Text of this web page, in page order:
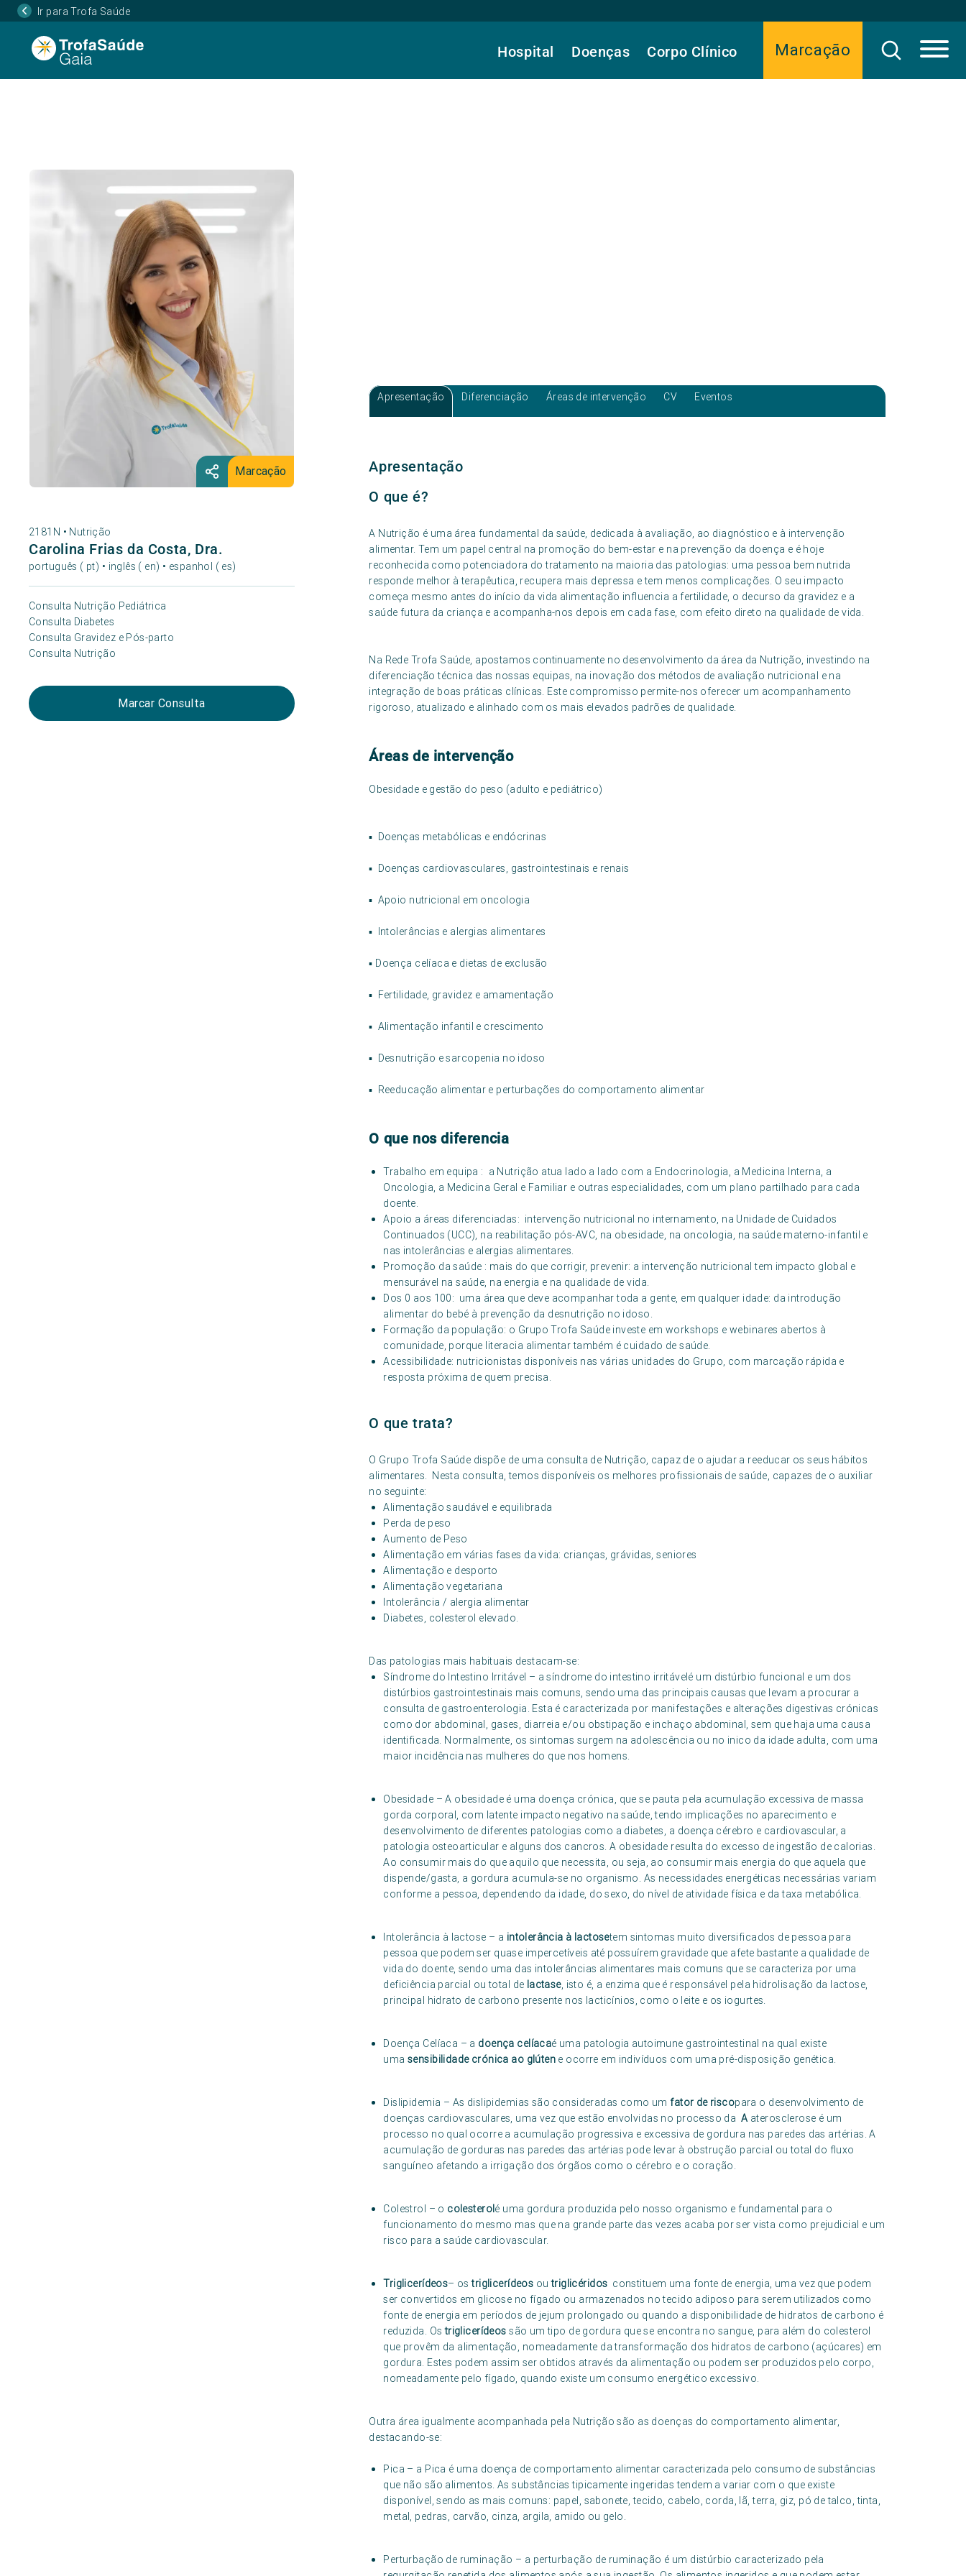
Ir para Trofa Saúde
Marcação
Hospital Doenças Corpo Clínico
Marcação
2181N • Nutrição
Carolina Frias da Costa, Dra.
português ( pt) • inglês ( en) • espanhol ( es)
Consulta Nutrição Pediátrica
Consulta Diabetes
Consulta Gravidez e Pós-parto
Consulta Nutrição
Marcar Consulta
Apresentação Diferenciação Áreas de intervenção CV Eventos
Apresentação
O que é?
A Nutrição é uma área fundamental da saúde, dedicada à avaliação, ao diagnóstico e à intervenção
alimentar. Tem um papel central na promoção do bem-estar e na prevenção da doença e é hoje
reconhecida como potenciadora do tratamento na maioria das patologias: uma pessoa bem nutrida
responde melhor à terapêutica, recupera mais depressa e tem menos complicações. O seu impacto
começa mesmo antes do início da vida alimentação influencia a fertilidade, o decurso da gravidez e a
saúde futura da criança e acompanha-nos depois em cada fase, com efeito direto na qualidade de vida.
Na Rede Trofa Saúde, apostamos continuamente no desenvolvimento da área da Nutrição, investindo na
diferenciação técnica das nossas equipas, na inovação dos métodos de avaliação nutricional e na
integração de boas práticas clínicas. Este compromisso permite-nos oferecer um acompanhamento
rigoroso, atualizado e alinhado com os mais elevados padrões de qualidade.
Áreas de intervenção
Obesidade e gestão do peso (adulto e pediátrico)
▪ Doenças metabólicas e endócrinas
▪ Doenças cardiovasculares, gastrointestinais e renais
▪ Apoio nutricional em oncologia
▪ Intolerâncias e alergias alimentares
▪ Doença celíaca e dietas de exclusão
▪ Fertilidade, gravidez e amamentação
▪ Alimentação infantil e crescimento
▪ Desnutrição e sarcopenia no idoso
▪ Reeducação alimentar e perturbações do comportamento alimentar
O que nos diferencia
Trabalho em equipa : a Nutrição atua lado a lado com a Endocrinologia, a Medicina Interna, a
Oncologia, a Medicina Geral e Familiar e outras especialidades, com um plano partilhado para cada
doente.
Apoio a áreas diferenciadas: intervenção nutricional no internamento, na Unidade de Cuidados
Continuados (UCC), na reabilitação pós-AVC, na obesidade, na oncologia, na saúde materno-infantil e
nas intolerâncias e alergias alimentares.
Promoção da saúde : mais do que corrigir, prevenir: a intervenção nutricional tem impacto global e
mensurável na saúde, na energia e na qualidade de vida.
Dos 0 aos 100: uma área que deve acompanhar toda a gente, em qualquer idade: da introdução
alimentar do bebé à prevenção da desnutrição no idoso.
Formação da população: o Grupo Trofa Saúde investe em workshops e webinares abertos à
comunidade, porque literacia alimentar também é cuidado de saúde.
Acessibilidade: nutricionistas disponíveis nas várias unidades do Grupo, com marcação rápida e
resposta próxima de quem precisa.
O que trata?
O Grupo Trofa Saúde dispõe de uma consulta de Nutrição, capaz de o ajudar a reeducar os seus hábitos
alimentares. Nesta consulta, temos disponíveis os melhores profissionais de saúde, capazes de o auxiliar
no seguinte:
Alimentação saudável e equilibrada
Perda de peso
Aumento de Peso
Alimentação em várias fases da vida: crianças, grávidas, seniores
Alimentação e desporto
Alimentação vegetariana
Intolerância / alergia alimentar
Diabetes, colesterol elevado.
Das patologias mais habituais destacam-se:
Síndrome do Intestino Irritável – a síndrome do intestino irritávelé um distúrbio funcional e um dos
distúrbios gastrointestinais mais comuns, sendo uma das principais causas que levam a procurar a
consulta de gastroenterologia. Esta é caracterizada por manifestações e alterações digestivas crónicas
como dor abdominal, gases, diarreia e/ou obstipação e inchaço abdominal, sem que haja uma causa
identificada. Normalmente, os sintomas surgem na adolescência ou no inico da idade adulta, com uma
maior incidência nas mulheres do que nos homens.
Obesidade – A obesidade é uma doença crónica, que se pauta pela acumulação excessiva de massa
gorda corporal, com latente impacto negativo na saúde, tendo implicações no aparecimento e
desenvolvimento de diferentes patologias como a diabetes, a doença cérebro e cardiovascular, a
patologia osteoarticular e alguns dos cancros. A obesidade resulta do excesso de ingestão de calorias.
Ao consumir mais do que aquilo que necessita, ou seja, ao consumir mais energia do que aquela que
dispende/gasta, a gordura acumula-se no organismo. As necessidades energéticas necessárias variam
conforme a pessoa, dependendo da idade, do sexo, do nível de atividade física e da taxa metabólica.
Intolerância à lactose – a intolerância à lactosetem sintomas muito diversificados de pessoa para
pessoa que podem ser quase impercetíveis até possuírem gravidade que afete bastante a qualidade de
vida do doente, sendo uma das intolerâncias alimentares mais comuns que se caracteriza por uma
deficiência parcial ou total de lactase, isto é, a enzima que é responsável pela hidrolisação da lactose,
principal hidrato de carbono presente nos lacticínios, como o leite e os iogurtes.
Doença Celíaca – a doença celíacaé uma patologia autoimune gastrointestinal na qual existe
umasensibilidade crónica ao glúten e ocorre em indivíduos com uma pré-disposição genética.
Dislipidemia – As dislipidemias são consideradas como umfator de riscopara o desenvolvimento de
doenças cardiovasculares, uma vez que estão envolvidas no processo da A aterosclerose é um
processo no qual ocorre a acumulação progressiva e excessiva de gordura nas paredes das artérias. A
acumulação de gorduras nas paredes das artérias pode levar à obstrução parcial ou total do fluxo
sanguíneo afetando a irrigação dos órgãos como o cérebro e o coração.
Colestrol – o colesterolé uma gordura produzida pelo nosso organismo e fundamental para o
funcionamento do mesmo mas que na grande parte das vezes acaba por ser vista como prejudicial e um
risco para a saúde cardiovascular.
Triglicerídeos– ostriglicerídeos outriglicéridos constituem uma fonte de energia, uma vez que podem
ser convertidos em glicose no fígado ou armazenados no tecido adiposo para serem utilizados como
fonte de energia em períodos de jejum prolongado ou quando a disponibilidade de hidratos de carbono é
reduzida. Ostriglicerídeos são um tipo de gordura que se encontra no sangue, para além do colesterol
que provêm da alimentação, nomeadamente da transformação dos hidratos de carbono (açúcares) em
gordura. Estes podem assim ser obtidos através da alimentação ou podem ser produzidos pelo corpo,
nomeadamente pelo fígado, quando existe um consumo energético excessivo.
Outra área igualmente acompanhada pela Nutrição são as doenças do comportamento alimentar,
destacando-se:
Pica – a Pica é uma doença de comportamento alimentar caracterizada pelo consumo de substâncias
que não são alimentos. As substâncias tipicamente ingeridas tendem a variar com o que existe
disponível, sendo as mais comuns: papel, sabonete, tecido, cabelo, corda, lã, terra, giz, pó de talco, tinta,
metal, pedras, carvão, cinza, argila, amido ou gelo.
Perturbação de ruminação – a perturbação de ruminação é um distúrbio caracterizado pela